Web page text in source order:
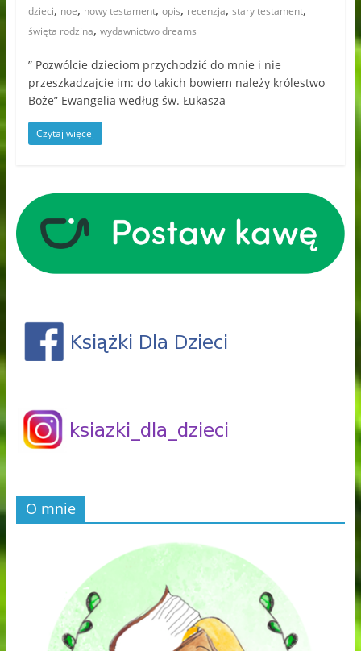
dzieci, noe, nowy testament, opis, recenzja, stary testament,
święta rodzina, wydawnictwo dreams
” Pozwólcie dzieciom przychodzić do mnie i nie
przeszkadzajcie im: do takich bowiem należy królestwo
Boże” Ewangelia według św. Łukasza
Czytaj więcej
O mnie